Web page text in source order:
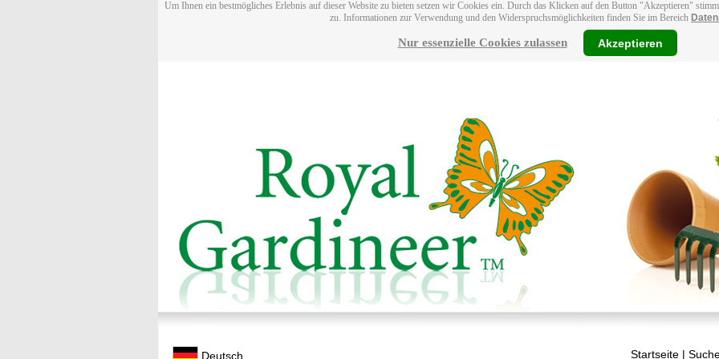
Um Ihnen ein bestmögliches Erlebnis auf dieser Website zu bieten setzen wir Cookies ein. Durch das Klicken auf den Button "Akzeptieren"
zu. Informationen zur Verwendung und den Widerspruchsmöglichkeiten finden Sie im Bereich
Nur essenzielle Cookies zulassen Akzeptieren
Deutsch Startseite |